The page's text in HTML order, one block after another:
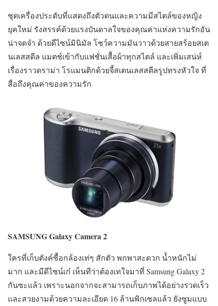
ชุดเครื่องประดับที่แสดงถึงตัวตนและความมีสไตล์ของหญิง
ยุคใหม่ รังสรรค์ด้วยแรงบันดาลใจของคุณค่าแห่งความรักอัน
น่าจดจำ ด้วยดีไซน์มินิมัล โชว์ความมันวาวด้วยสายสร้อยสเต
นเลสสตีล แมตช์เข้ากับแฟชั่นเสื้อผ้าทุกสไตล์ และเพิ่มเสน่ห์
เรื่องราวดราม่า โรแมนติกด้วยจี้สเตนเลสสตีลรูปทรงหัวใจ ที่
สื่อถึงคุณค่าของความรัก
SAMSUNG Galaxy Camera 2
ใครที่เก็บตังค์ซื้อกล้องเท่ๆ สักตัว พกพาสะดวก น้ำหนักไม่
มาก และมีดีไซน์เก๋ เห็นทีว่าต้องเทใจมาที่ Samsung Galaxy 2
กันซะแล้ว เพราะนอกจากจะสามารถเก็บภาพได้อย่างรวดเร็ว
และสวยงามด้วยความละเอียด 16 ล้านพิกเซลแล้ว ยังซูมแบบ